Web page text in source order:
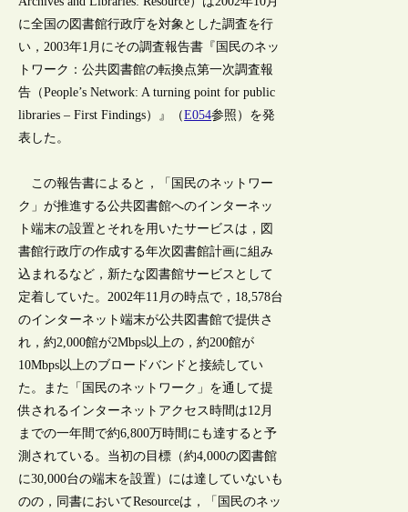
に全国の図書館行政庁を対象とした調査を行
い，2003年1月にその調査報告書『国民のネッ
トワーク：公共図書館の転換点第一次調査報
告（People’s Network: A turning point for public
libraries – First Findings）』（E054参照）を発
表した。
この報告書によると，「国民のネットワー
ク」が推進する公共図書館へのインターネッ
ト端末の設置とそれを用いたサービスは，図
書館行政庁の作成する年次図書館計画に組み
込まれるなど，新たな図書館サービスとして
定着していた。2002年11月の時点で，18,578台
のインターネット端末が公共図書館で提供さ
れ，約2,000館が2Mbps以上の，約200館が
10Mbps以上のブロードバンドと接続してい
た。また「国民のネットワーク」を通して提
供されるインターネットアクセス時間は12月
までの一年間で約6,800万時間にも達すると予
測されている。当初の目標（約4,000の図書館
に30,000台の端末を設置）には達していないも
のの，同書においてResourceは，「国民のネッ